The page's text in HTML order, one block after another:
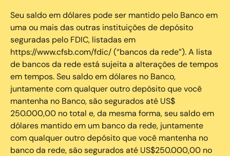
Seu saldo em dólares pode ser mantido pelo Banco em
uma ou mais das outras instituições de depósito
seguradas pelo FDIC, listadas em
https://www.cfsb.com/fdic/ (“bancos da rede”). A lista
de bancos da rede está sujeita a alterações de tempos
em tempos. Seu saldo em dólares no Banco,
juntamente com qualquer outro depósito que você
mantenha no Banco, são segurados até US$
250.000,00 no total e, da mesma forma, seu saldo em
dólares mantido em um banco da rede, juntamente
com qualquer outro depósito que você mantenha no
banco da rede, são segurados até US$250.000,00 no